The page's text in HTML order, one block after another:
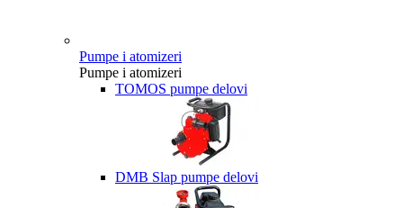
Pumpe i atomizeri
Pumpe i atomizeri
TOMOS pumpe delovi
DMB Slap pumpe delovi